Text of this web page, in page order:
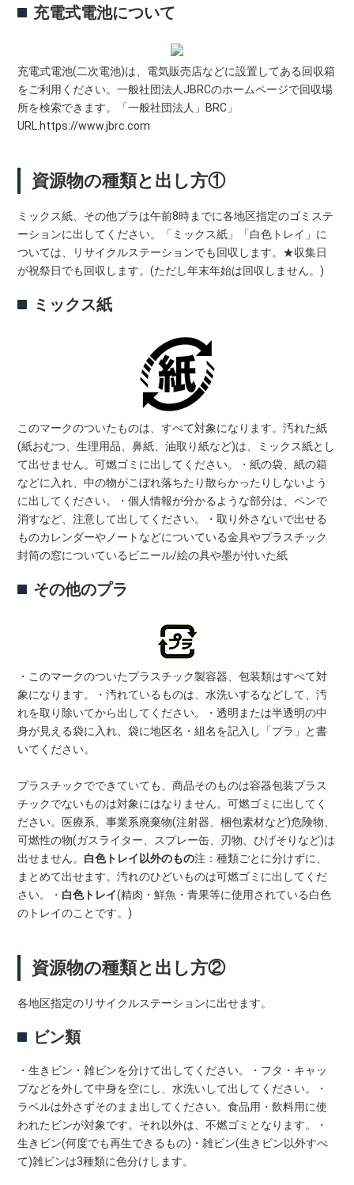
充電式電池について
充電式電池(二次電池)は、電気販売店などに設置してある回収箱
をご利用ください。一般社団法人JBRCのホームページで回収場
所を検索できます。「一般社団法人」BRC」
URL.https://www.jbrc.com
資源物の種類と出し方①
ミックス紙、その他プラは午前8時までに各地区指定のゴミステ
ーションに出してください。「ミックス紙」「白色トレイ」に
ついては、リサイクルステーションでも回収します。★収集日
が祝祭日でも回収します。(ただし年末年始は回収しません。)
ミックス紙
このマークのついたものは、すべて対象になります。汚れた紙
(紙おむつ、生理用品、鼻紙、油取り紙など)は、ミックス紙とし
て出せません。可燃ゴミに出してください。・紙の袋、紙の箱
などに入れ、中の物がこぼれ落ちたり散らかったりしないよう
に出してください。・個人情報が分かるような部分は、ペンで
消すなど、注意して出してください。・取り外さないで出せる
ものカレンダーやノートなどについている金具やプラスチック
封筒の窓についているビニール/絵の具や墨が付いた紙
その他のプラ
・このマークのついたプラスチック製容器、包装類はすべて対
象になります。・汚れているものは、水洗いするなどして、汚
れを取り除いてから出してください。・透明または半透明の中
身が見える袋に入れ、袋に地区名・組名を記入し「プラ」と書
いてください。
プラスチックでできていても、商品そのものは容器包装プラス
チックでないものは対象にはなりません。可燃ゴミに出してく
ださい。医療系、事業系廃棄物(注射器、梱包素材など)危険物、
可燃性の物(ガスライター、スプレー缶、刃物、ひげそりなど)は
出せません。 白色トレイ以外のもの注：種類ごとに分けずに、
まとめて出せます。汚れのひどいものは可燃ゴミに出してくだ
さい。・ 白色トレイ(精肉・鮮魚・青果等に使用されている白色
のトレイのことです。)
資源物の種類と出し方②
各地区指定のリサイクルステーションに出せます。
ビン類
・生きビン・雑ビンを分けて出してください。・フタ・キャッ
プなどを外して中身を空にし、水洗いして出してください。・
ラベルは外さずそのまま出してください。食品用・飲料用に使
われたビンが対象です。それ以外は、不燃ゴミとなります。・
生きビン(何度でも再生できるもの)・雑ビン(生きビン以外すべ
て)雑ビンは3種類に色分けします。